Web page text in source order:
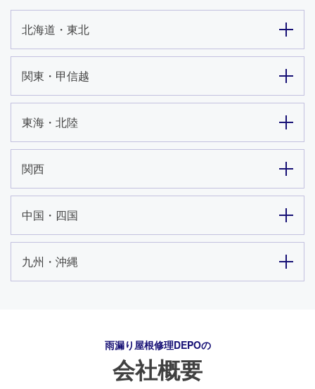
北海道・東北
関東・甲信越
東海・北陸
関西
中国・四国
九州・沖縄
雨漏り屋根修理DEPOの
会社概要